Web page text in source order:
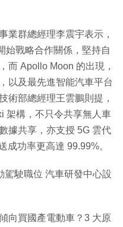
業群總經理李震宇表示，
始戰略合作關係，堅持自
而 Apollo Moon 的出現，
以及最先進智能汽車平台
術部總經理王雲鵬則提，
架構，不只令共享無人車
據共享，亦支授 5G 雲代
成功率更高達 99.99%。
駕駛職位 汽車研發中心設
向買國產電動車？3 大原